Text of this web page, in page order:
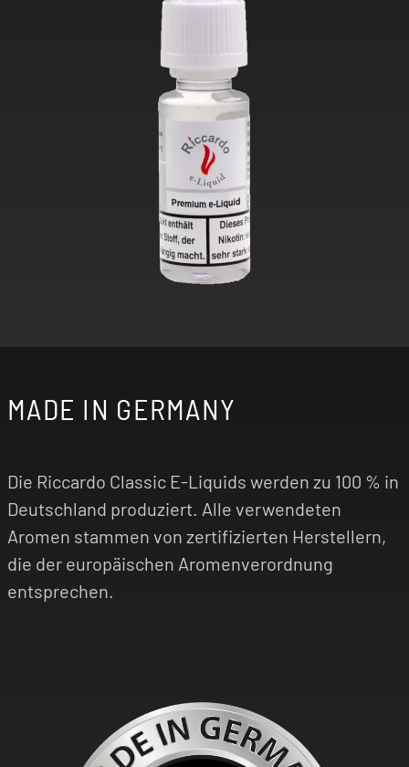
MADE IN GERMANY
Die Riccardo Classic E-Liquids werden zu 100 % in
Deutschland produziert. Alle verwendeten
Aromen stammen von zertifizierten Herstellern,
die der europäischen Aromenverordnung
entsprechen.